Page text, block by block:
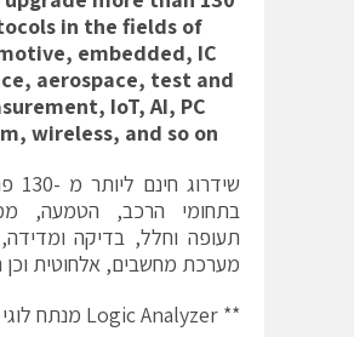
in the fields of
embedded, IC
aerospace, test and
IoT, AI, PC
wireless, and so on
מערכת מחשבים, אלחוטית
** Logic Analyzer מנתח לוגי